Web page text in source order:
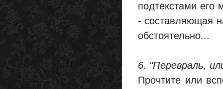
подтекстами его
- составляющая
обстоятельно...
6. "Перевраль,
Прочтите или